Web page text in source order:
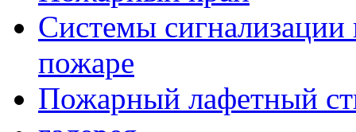
Системы
пожаре
Пожарный лафетный